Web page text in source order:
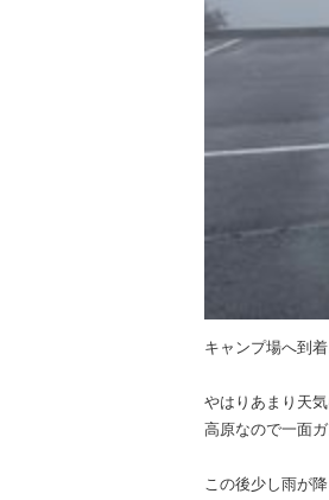
キャンプ場へ到
やはりあまり天
高原なので一面
この後少し雨が